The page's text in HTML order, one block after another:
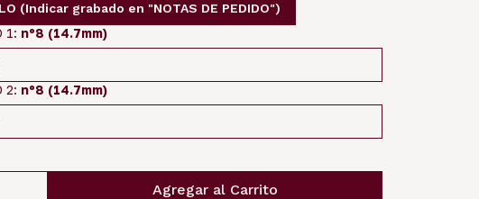
(Indicar grabado en "NOTAS DE PEDIDO")
1: nº8 (14.7mm)
2: nº8 (14.7mm)
Agregar al Carrito